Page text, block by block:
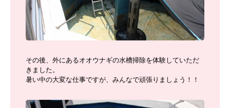
その後、外にあるオオウナギの水槽掃除を体験していただ
きました。
暑い中の大変な仕事ですが、みんなで頑張りましょう！！